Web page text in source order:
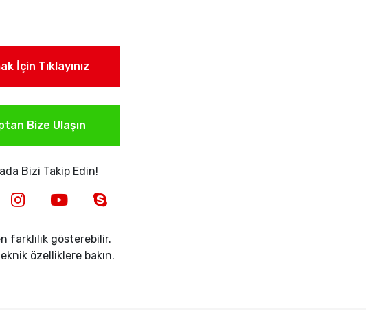
İçin Tıklayınız
Bize Ulaşın
Bizi Takip Edin!
farklılık gösterebilir.
özelliklere bakın.